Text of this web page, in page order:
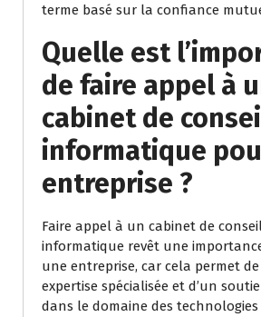
terme basé sur la confiance
Quelle est
de faire appel à
cabinet de
informatique
entreprise ?
Faire appel à un cabinet de
informatique revêt une
une entreprise, car cela permet
expertise spécialisée et d’un
dans le domaine des technologies